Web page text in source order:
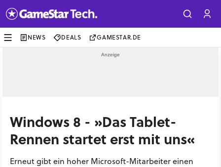
NEWS DEALS GAMESTAR.DE
Windows 8 - »Das Tablet-
Rennen startet erst mit uns«
Erneut gibt ein hoher Microsoft-Mitarbeiter einen